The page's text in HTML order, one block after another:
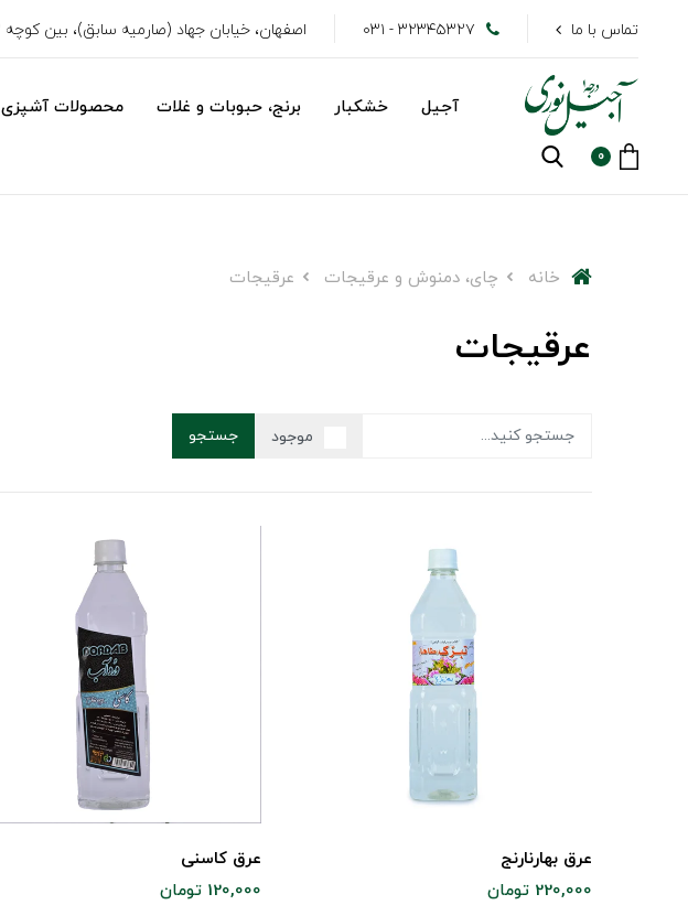
تماس با ما ۳۲۳۴۵۳۲۷ - ۰۳۱ اصفهان، خیابان جهاد (صارمیه سابق)، بین کوچه ۱۲ و ۱۴
آجیل خشکبار برنج، حبوبات و غلات محصولات آشپزی
0
خانه چای، دمنوش و عرقیجات عرقیجات
عرقیجات
موجود جستجو
عرق بهارنارنج
220,000 تومان
عرق کاسنی
120,000 تومان